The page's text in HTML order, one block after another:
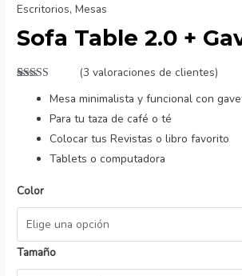
Escritorios,Mesas
Sofa Table 2.0 +
5.00de
valoraciones
(3 valoraciones de clientes)
Mesa minimalista y funcional con
Para tu taza de café o té
Colocar tus Revistas o libro favorito
Tablets o computadora
Color
Tamaño